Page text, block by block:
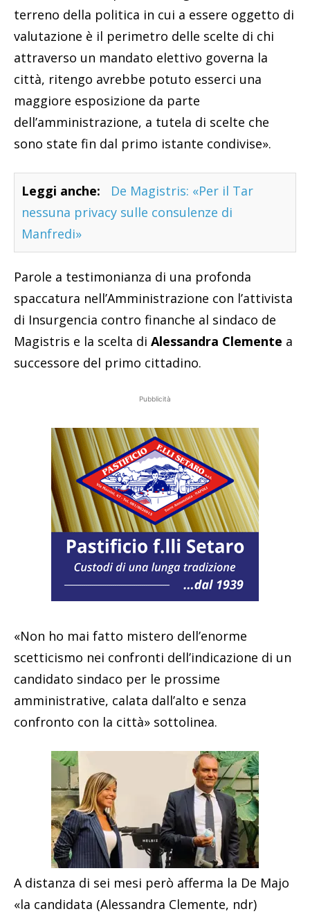
terreno della politica in cui a essere oggetto di
valutazione è il perimetro delle scelte di chi
attraverso un mandato elettivo governa la
città, ritengo avrebbe potuto esserci una
maggiore esposizione da parte
dell’amministrazione, a tutela di scelte che
sono state fin dal primo istante condivise».
Leggi anche:
De Magistris: «Per il Tar
nessuna privacy sulle consulenze di
Manfredi»
Parole a testimonianza di una profonda
spaccatura nell’Amministrazione con l’attivista
di Insurgencia contro finanche al sindaco de
Magistris e la scelta di Alessandra Clemente a
successore del primo cittadino.
Pubblicità
«Non ho mai fatto mistero dell’enorme
scetticismo nei confronti dell’indicazione di un
candidato sindaco per le prossime
amministrative, calata dall’alto e senza
confronto con la città» sottolinea.
A distanza di sei mesi però afferma la De Majo
«la candidata (Alessandra Clemente, ndr)